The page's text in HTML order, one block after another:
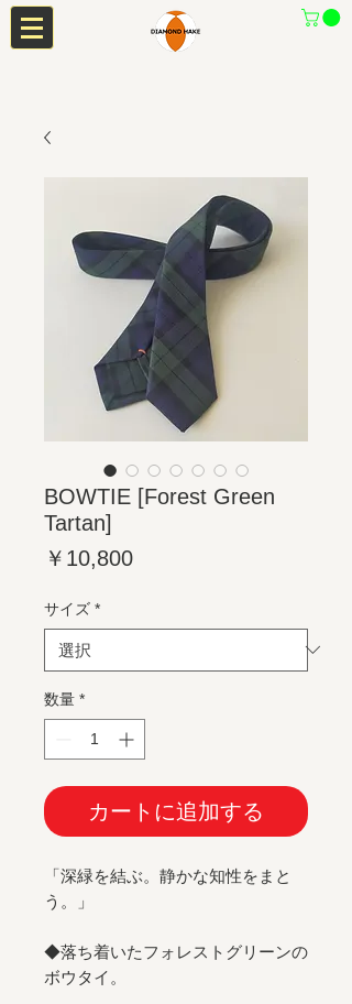
BOWTIE [Forest Green
Tartan]
￥10,800価
サイズ *
数量 *
カートに追加する
「深緑を結ぶ。静かな知性をまと
う。」
◆落ち着いたフォレストグリーンの
ボウタイ。